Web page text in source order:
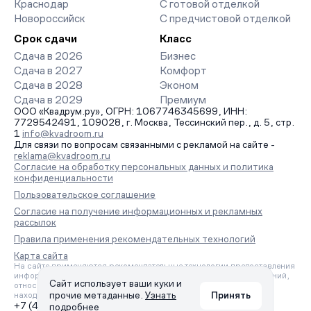
Краснодар
Новороссийск
С готовой отделкой
С предчистовой отделкой
Срок сдачи
Сдача в 2026
Сдача в 2027
Сдача в 2028
Сдача в 2029
Класс
Бизнес
Комфорт
Эконом
Премиум
ООО «Квадрум.ру», ОГРН: 1067746345699, ИНН:
7729542491, 109028, г. Москва, Тессинский пер., д. 5, стр.
1 info@kvadroom.ru
Для связи по вопросам связанными с рекламой на сайте -
reklama@kvadroom.ru
Согласие на обработку персональных данных и политика
конфиденциальности
Пользовательское соглашение
Согласие на получение информационных и рекламных
рассылок
Правила применения рекомендательных технологий
Карта сайта
На сайте применяются рекомендательные технологии предоставления
информации на основе сбора, систематизации и анализа сведений,
относящихся к предпочтениям пользователей сети «Интернет»,
находящихся на территории Российской Федерации.
+7 (495) 157-88-80
Сайт использует ваши куки и
прочие метаданные. Узнать
подробнее
Принять